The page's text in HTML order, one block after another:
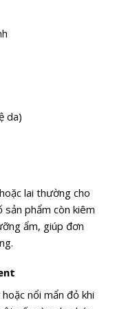
da)
lai thường cho
phẩm còn kiêm
ẩm, giúp đơn
nổi mẩn đỏ khi